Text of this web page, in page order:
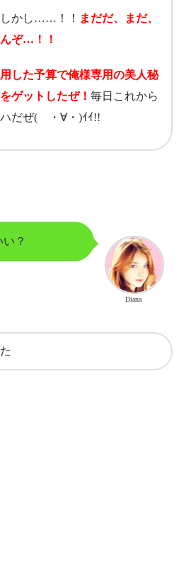
かし……！！ まだだ、まだ、
ぞ…！！
した予算で俺様専用の美人秘
ゲットしたぜ！ 毎日これから
ハだぜ( ・∀・)ｲｲ!!
？
Diana